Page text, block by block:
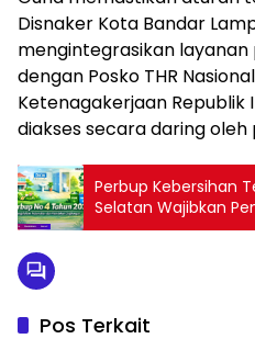
Disnaker Kota Bandar
mengintegrasikan
dengan Posko THR
Ketenagakerjaan Republik
diakses secara daring
Perbup Kebersihan
Selatan Wajibkan
Terpilah
Pos Terkait